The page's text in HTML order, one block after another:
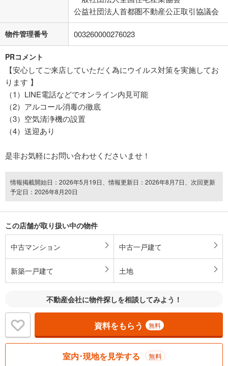
公益社団法人首都圏不動産公正取引協議会
物件管理番号 003260000276023
PRコメント
【安心してご来店していただく為にウイルス対策を実施してお
ります 】
（1）LINE電話などでオンライン内見可能
（2）アルコール消毒の徹底
（3）空気清浄機の設置
（4）送迎あり
是非お気軽にお問い合わせくださいませ！
情報掲載開始日：2026年5月19日、情報更新日：2026年8月7日、次回更新
予定日：2026年8月20日
この店舗が取り扱い中の物件
中古マンション 中古一戸建て
新築一戸建て 土地
不動産会社に物件探しを相談してみよう！
資料をもらう 無料
室内･現地を見学する 無料